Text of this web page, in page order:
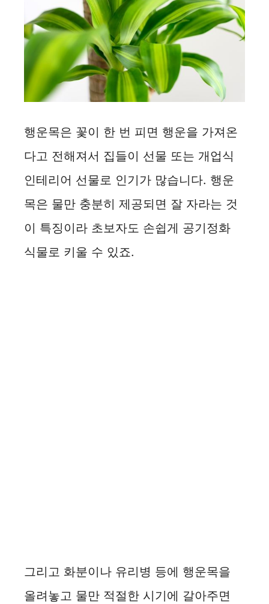
행운목은 꽃이 한 번 피면 행운을 가져온
다고 전해져서 집들이 선물 또는 개업식
인테리어 선물로 인기가 많습니다. 행운
목은 물만 충분히 제공되면 잘 자라는 것
이 특징이라 초보자도 손쉽게 공기정화
식물로 키울 수 있죠.
그리고 화분이나 유리병 등에 행운목을
올려놓고 물만 적절한 시기에 갈아주면